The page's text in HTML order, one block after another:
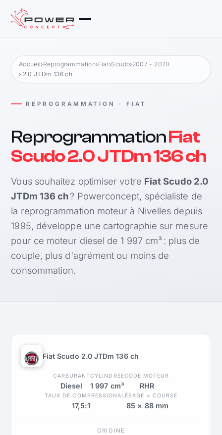
Accueil›Reprogrammation›Fiat›Scudo›2007 - 2020
› 2.0 JTDm 136 ch
REPROGRAMMATION · FIAT
ReprogrammationFiat
Scudo 2.0 JTDm 136 ch
Vous souhaitez optimiser votre Fiat Scudo 2.0
JTDm 136 ch? Powerconcept, spécialiste de
la reprogrammation moteur à Nivelles depuis
1995, développe une cartographie sur mesure
pour ce moteur diesel de 1 997 cm³ : plus de
couple, plus d'agrément ou moins de
consommation.
Fiat Scudo 2.0 JTDm 136 ch
CARBURANT
Diesel
CYLINDRÉE
1 997 cm³
CODE MOTEUR
RHR
TAUX DE COMPRESSION
17,5:1
ALÉSAGE × COURSE
85 × 88 mm
ORIGINE